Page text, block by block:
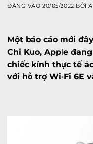
ĐĂNG VÀO20/05/2022 BỞI
Một báo cáo mới
Chi Kuo, Apple
chiếc kính thực tế
với hỗ trợ Wi-Fi 6E